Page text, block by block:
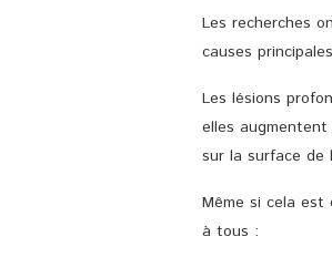
Les recherches
causes
Les lésions
elles augmentent
sur la surface de
Même si cela
à tous :